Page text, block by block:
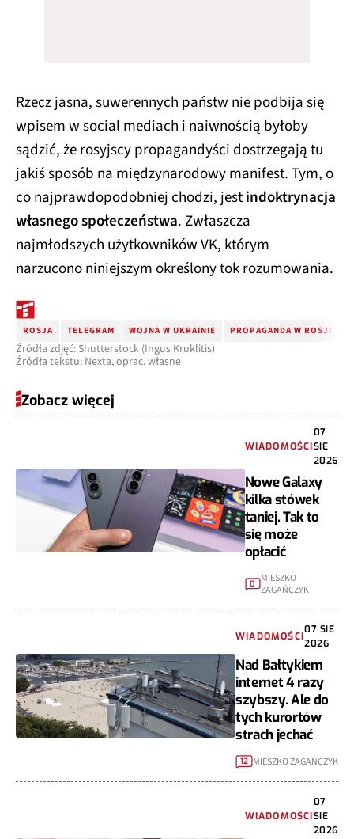
Rzecz jasna, suwerennych państw nie podbija się
wpisem w social mediach i naiwnością byłoby
sądzić, że rosyjscy propagandyści dostrzegają tu
jakiś sposób na międzynarodowy manifest. Tym, o
co najprawdopodobniej chodzi, jestindoktrynacja
własnego społeczeństwa. Zwłaszcza
najmłodszych użytkowników VK, którym
narzucono niniejszym określony tok rozumowania.
ROSJA TELEGRAM WOJNA W UKRAINIE PROPAGANDA W ROSJI
Źródła zdjęć: Shutterstock (Ingus Kruklitis)
Źródła tekstu: Nexta, oprac. własne
Zobacz więcej
WIADOMOŚCI
07
SIE
2026
Nowe Galaxy
kilka stówek
taniej. Tak to
się może
opłacić
0
MIESZKO
ZAGAŃCZYK
WIADOMOŚCI
07 SIE
2026
Nad Bałtykiem
internet 4 razy
szybszy. Ale do
tych kurortów
strach jechać
12 MIESZKO ZAGAŃCZYK
WIADOMOŚCI
07
SIE
2026